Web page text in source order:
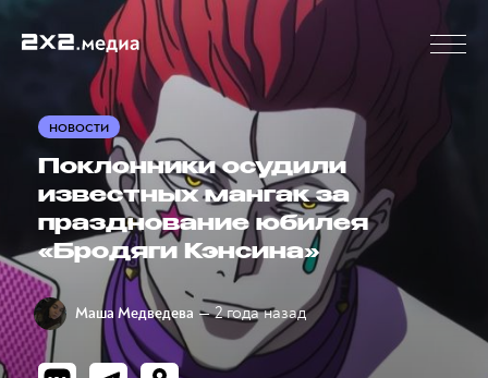
НОВОСТИ
Поклонники осудили
известных мангак за
празднование юбилея
«Бродяги Кэнсина»
Маша Медведева — 2 года назад